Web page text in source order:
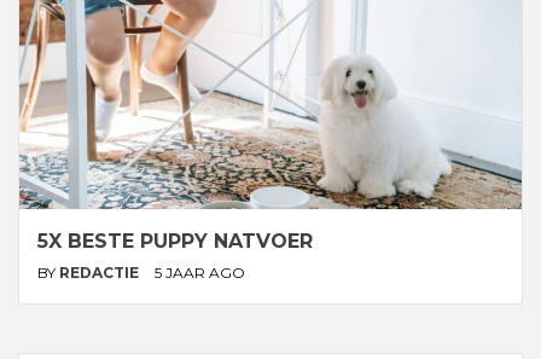
5X BESTE PUPPY NATVOER
BY REDACTIE 5 JAAR AGO